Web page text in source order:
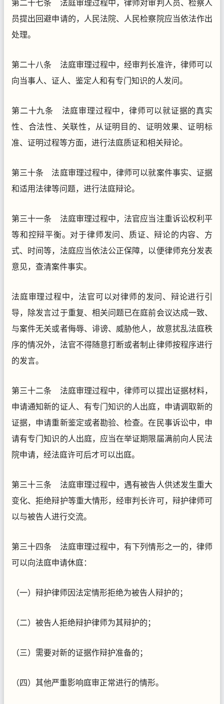
第二十七条 法庭审理过程中，律师对审判人员、检察人
员提出回避申请的，人民法院、人民检察院应当依法作出
处理。
第二十八条 法庭审理过程中，经审判长准许，律师可以
向当事人、证人、鉴定人和有专门知识的人发问。
第二十九条 法庭审理过程中，律师可以就证据的真实
性、合法性、关联性，从证明目的、证明效果、证明标
准、证明过程等方面，进行法庭质证和相关辩论。
第三十条 法庭审理过程中，律师可以就案件事实、证据
和适用法律等问题，进行法庭辩论。
第三十一条 法庭审理过程中，法官应当注重诉讼权利平
等和控辩平衡。对于律师发问、质证、辩论的内容、方
式、时间等，法庭应当依法公正保障，以便律师充分发表
意见，查清案件事实。
法庭审理过程中，法官可以对律师的发问、辩论进行引
导，除发言过于重复、相关问题已在庭前会议达成一致、
与案件无关或者侮辱、诽谤、威胁他人，故意扰乱法庭秩
序的情况外，法官不得随意打断或者制止律师按程序进行
的发言。
第三十二条 法庭审理过程中，律师可以提出证据材料，
申请通知新的证人、有专门知识的人出庭，申请调取新的
证据，申请重新鉴定或者勘验、检查。在民事诉讼中，申
请有专门知识的人出庭，应当在举证期限届满前向人民法
院申请，经法庭许可后才可以出庭。
第三十三条 法庭审理过程中，遇有被告人供述发生重大
变化、拒绝辩护等重大情形，经审判长许可，辩护律师可
以与被告人进行交流。
第三十四条 法庭审理过程中，有下列情形之一的，律师
可以向法庭申请休庭：
（一）辩护律师因法定情形拒绝为被告人辩护的；
（二）被告人拒绝辩护律师为其辩护的；
（三）需要对新的证据作辩护准备的；
（四）其他严重影响庭审正常进行的情形。